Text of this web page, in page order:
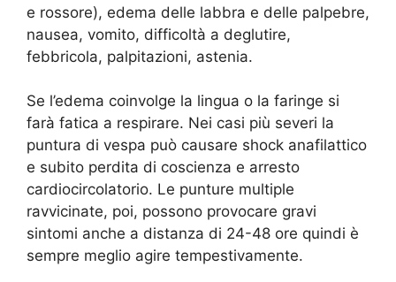
e rossore), edema delle labbra e delle palpebre,
nausea, vomito, difficoltà a deglutire,
febbricola, palpitazioni, astenia.
Se l’edema coinvolge la lingua o la faringe si
farà fatica a respirare. Nei casi più severi la
puntura di vespa può causare shock anafilattico
e subito perdita di coscienza e arresto
cardiocircolatorio. Le punture multiple
ravvicinate, poi, possono provocare gravi
sintomi anche a distanza di 24-48 ore quindi è
sempre meglio agire tempestivamente.